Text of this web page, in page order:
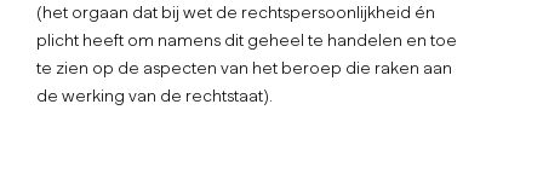
(het orgaan dat bij wet de rechtspersoonlijkheid én
plicht heeft om namens dit geheel te handelen en toe
te zien op de aspecten van het beroep die raken aan
de werking van de rechtstaat).